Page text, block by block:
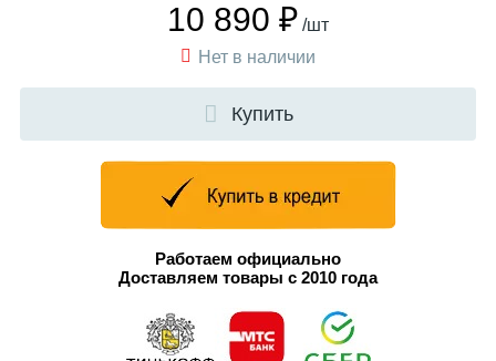
10 890 ₽ /шт
Нет в наличии
Купить
Работаем официально
Доставляем товары с 2010 года